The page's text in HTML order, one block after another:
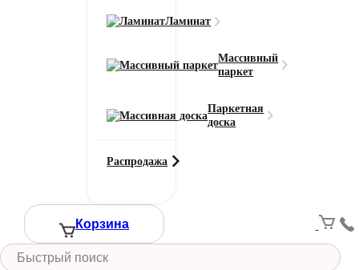
Ламинат
Массивный
паркет
Паркетная
доска
Распродажа
Корзина
Смотреть все характеристики
Кол-во в м2 Или укажите нужное количество в м2
− +
Цена за 1 м2: